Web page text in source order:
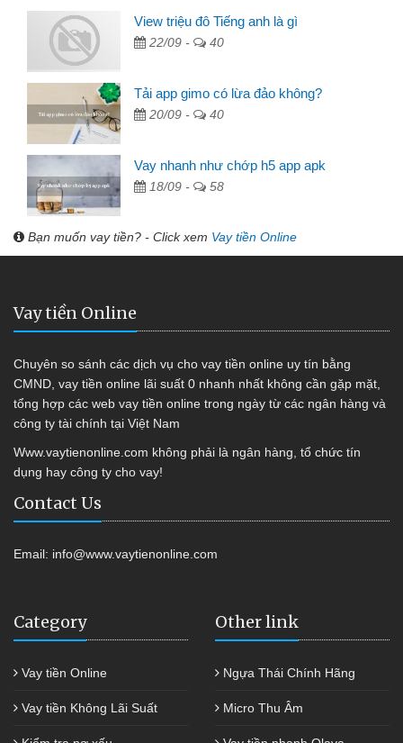
View triệu đô Tiếng anh là gì
22/09 - 40
Tải app gimo có lừa đảo không?
20/09 - 40
Vay nhanh như chớp h5 app apk
18/09 - 58
Bạn muốn vay tiền? - Click xem Vay tiền Online
Vay tiền Online
Chuyên so sánh các dịch vụ cho vay tiền online uy tín bằng
CMND, vay tiền online lãi suất 0 nhanh nhất không cần gặp mặt,
tổng hợp các web vay tiền online trong ngày từ các ngân hàng và
công ty tài chính tại Việt Nam
Www.vaytienonline.com không phải là ngân hàng, tổ chức tín
dụng hay công ty cho vay!
Contact Us
Email: info@www.vaytienonline.com
Category
Vay tiền Online
Vay tiền Không Lãi Suất
Other link
Ngựa Thái Chính Hãng
Micro Thu Âm